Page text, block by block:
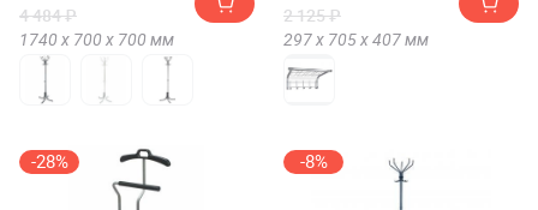
4 484 ₽
1740 х 700 х 700 мм
2 125 ₽
297 х 705 х407мм
-28% -8%